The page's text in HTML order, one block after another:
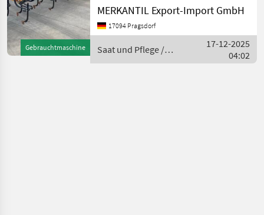
Gebrauchtmaschine
Heckanbau, Hackmaschine
________ 12 reihige
Hackmaschine mit 75 cm
Hackgeräte / Reihenfräse
MERKANTIL Export-Import GmbH
17094 Pragsdorf
Saat und Pflege /
Schmotzer
17-12-2025
04:02